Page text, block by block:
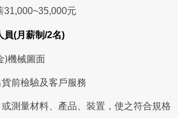
31,000~35,000元
員(月薪制/2名)
)機械圖面
前檢驗及客戶服務
測量材料、產品、裝置，使之符合規格